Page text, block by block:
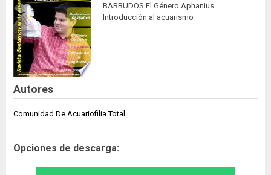
BARBUDOS El Género Aphanius
Introducción al acuarismo
Autores
Comunidad De Acuariofilia Total
Opciones de descarga: